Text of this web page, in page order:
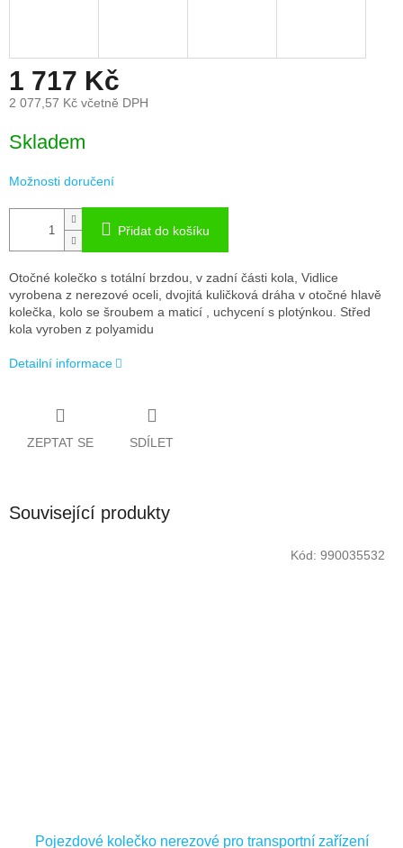
1 717 Kč
2 077,57 Kč včetně DPH
cena:
Skladem
Možnosti doručení
Přidat do košíku
Otočné kolečko s totální brzdou, v zadní části kola, Vidlice
vyrobena z nerezové oceli, dvojitá kuličková dráha v otočné hlavě
kolečka, kolo se šroubem a maticí , uchycení s plotýnkou. Střed
kola vyroben z polyamidu
Detailní informace
ZEPTAT SE SDÍLET
Související produkty
Pojezdové kolečko nerezové pro transportní zařízení
Kód: 990035532